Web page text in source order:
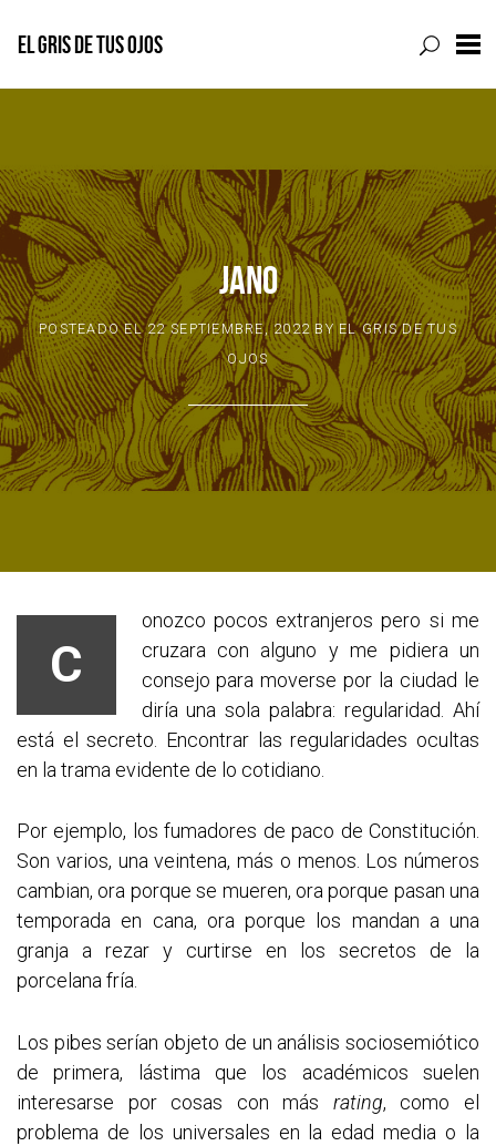
EL GRIS DE TUS OJOS
JANO
POSTEADO EL22 SEPTIEMBRE, 2022BYEL GRIS DE TUS
OJOS
C
onozco pocos extranjeros pero si me
cruzara con alguno y me pidiera un
consejo para moverse por la ciudad le
diría una sola palabra: regularidad. Ahí
está el secreto. Encontrar las regularidades ocultas
en la trama evidente de lo cotidiano.
Por ejemplo, los fumadores de paco de Constitución.
Son varios, una veintena, más o menos. Los números
cambian, ora porque se mueren, ora porque pasan una
temporada en cana, ora porque los mandan a una
granja a rezar y curtirse en los secretos de la
porcelana fría.
Los pibes serían objeto de un análisis sociosemiótico
de primera, lástima que los académicos suelen
interesarse por cosas con más rating, como el
problema de los universales en la edad media o la